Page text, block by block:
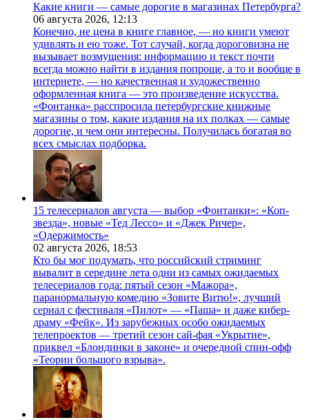
Какие книги — самые дорогие в магазинах Петербурга?
06 августа 2026, 12:13
Конечно, не цена в книге главное, — но книги умеют
удивлять и ею тоже. Тот случай, когда дороговизна не
вызывает возмущения: информацию и текст почти
всегда можно найти в издания попроще, а то и вообще в
интернете, — но качественная и художественно
оформленная книга — это произведение искусства.
«Фонтанка» расспросила петербургские книжные
магазины о том, какие издания на их полках — самые
дорогие, и чем они интересны. Получилась богатая во
всех смыслах подборка.
15 телесериалов августа — выбор «Фонтанки»: «Коп-
звезда», новые «Тед Лессо» и «Джек Ричер»,
«Одержимость»
02 августа 2026, 18:53
Кто бы мог подумать, что российский стриминг
вывалит в середине лета одни из самых ожидаемых
телесериалов года: пятый сезон «Мажора»,
паранормальную комедию «Зовите Витю!», лучший
сериал с фестиваля «Пилот» — «Паша» и даже кибер-
драму «Фейк». Из зарубежных особо ожидаемых
телепроектов — третий сезон сай-фая «Укрытие»,
приквел «Блондинки в законе» и очередной спин-офф
«Теории большого взрыва».